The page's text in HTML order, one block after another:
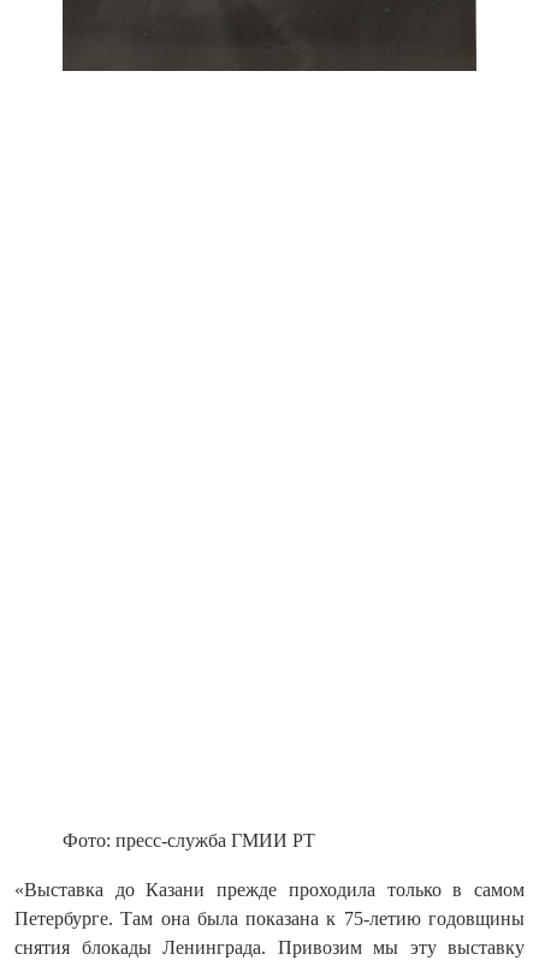
Фото: пресс-служба ГМИИ РТ
«Выставка до Казани прежде проходила только в самом
Петербурге. Там она была показана к 75-летию годовщины
снятия блокады Ленинграда. Привозим мы эту выставку